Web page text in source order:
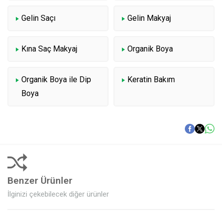
Gelin Saçı Gelin Makyaj
Kına Saç Makyaj Organik Boya
Organik Boya ile Dip
Boya
Keratin Bakım
Benzer Ürünler
İlginizi çekebilecek diğer ürünler